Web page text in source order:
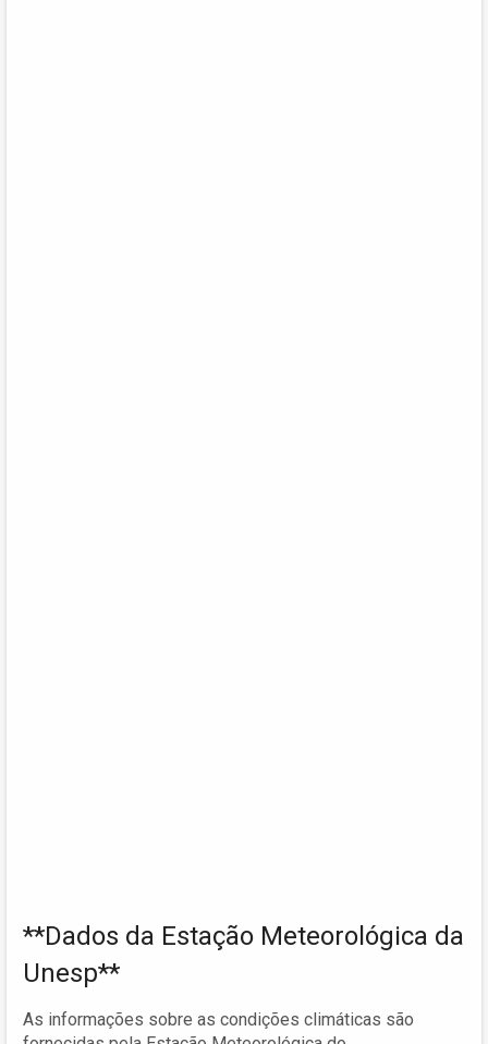
**Dados da Estação Meteorológica da
Unesp**
As informações sobre as condições climáticas são